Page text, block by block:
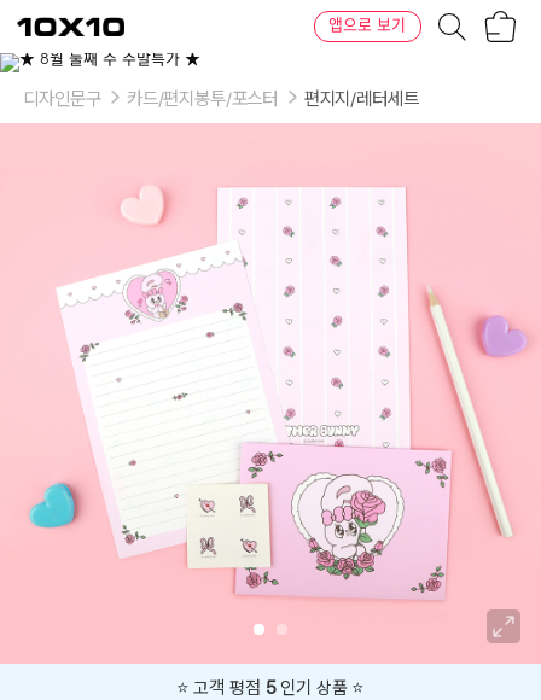
텐
바
텐
앱으로 보기
이
상
디자인문구 카드/편지봉투/포스터 편지지/레터세트
⭐️ 고객 평점 5인기 상품 ⭐️